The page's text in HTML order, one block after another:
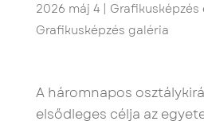
2026 máj 4| Grafikusképzés
Grafikusképzés galéria
A háromnapos
elsődleges célja az